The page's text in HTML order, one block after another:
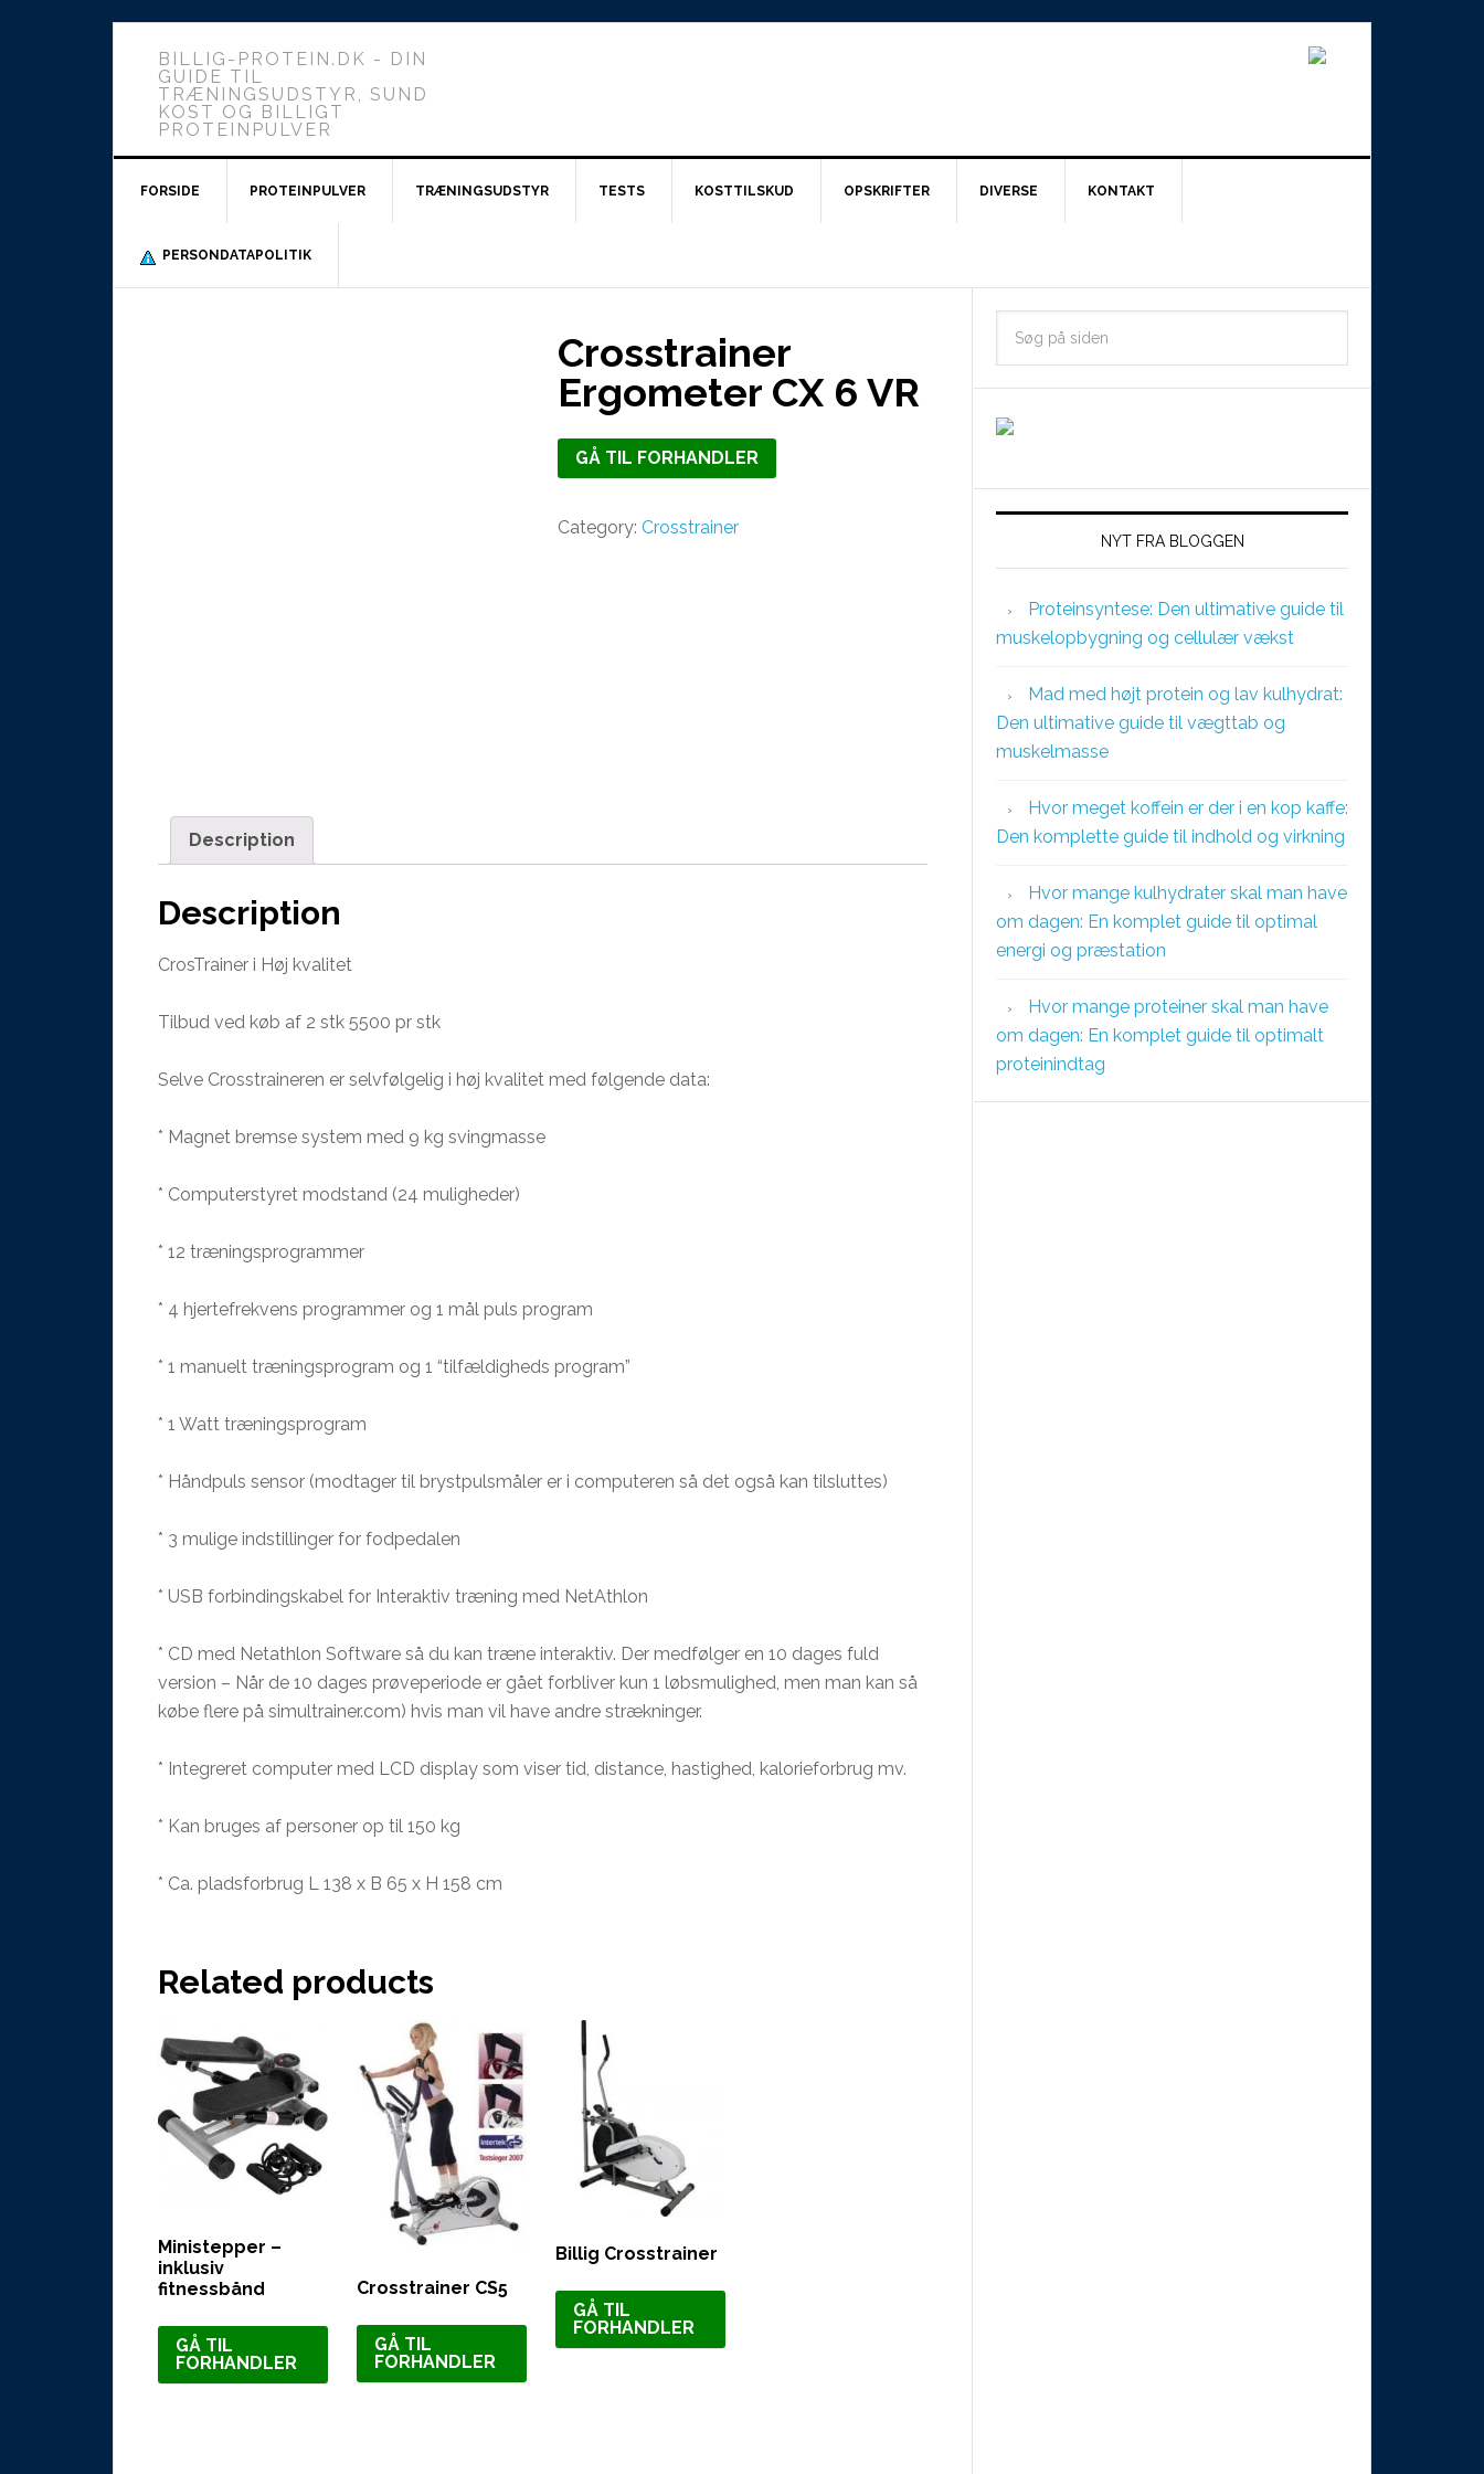
BILLIG-PROTEIN.DK - DIN
GUIDE TIL
TRÆNINGSUDSTYR, SUND
KOST OG BILLIGT
PROTEINPULVER
FORSIDE PROTEINPULVER TRÆNINGSUDSTYR TESTS KOSTTILSKUD OPSKRIFTER DIVERSE KONTAKT
PERSONDATAPOLITIK
Crosstrainer
Ergometer CX 6 VR
GÅ TIL FORHANDLER
Category: Crosstrainer
Description
Description
CrosTrainer i Høj kvalitet
Tilbud ved køb af 2 stk 5500 pr stk
Selve Crosstraineren er selvfølgelig i høj kvalitet med følgende data:
* Magnet bremse system med 9 kg svingmasse
* Computerstyret modstand (24 muligheder)
* 12 træningsprogrammer
* 4 hjertefrekvens programmer og 1 mål puls program
* 1 manuelt træningsprogram og 1 “tilfældigheds program”
* 1 Watt træningsprogram
* Håndpuls sensor (modtager til brystpulsmåler er i computeren så det også kan tilsluttes)
* 3 mulige indstillinger for fodpedalen
* USB forbindingskabel for Interaktiv træning med NetAthlon
* CD med Netathlon Software så du kan træne interaktiv. Der medfølger en 10 dages fuld
version – Når de 10 dages prøveperiode er gået forbliver kun 1 løbsmulighed, men man kan så
købe flere på simultrainer.com) hvis man vil have andre strækninger.
* Integreret computer med LCD display som viser tid, distance, hastighed, kalorieforbrug mv.
* Kan bruges af personer op til 150 kg
* Ca. pladsforbrug L 138 x B 65 x H 158 cm
Related products
Ministepper –
inklusiv
fitnessbånd
GÅ TIL
FORHANDLER
Crosstrainer CS5
GÅ TIL
FORHANDLER
Billig Crosstrainer
GÅ TIL
FORHANDLER
NYT FRA BLOGGEN
Proteinsyntese: Den ultimative guide til
muskelopbygning og cellulær vækst
Mad med højt protein og lav kulhydrat:
Den ultimative guide til vægttab og
muskelmasse
Hvor meget koffein er der i en kop kaffe:
Den komplette guide til indhold og virkning
Hvor mange kulhydrater skal man have
om dagen: En komplet guide til optimal
energi og præstation
Hvor mange proteiner skal man have
om dagen: En komplet guide til optimalt
proteinindtag